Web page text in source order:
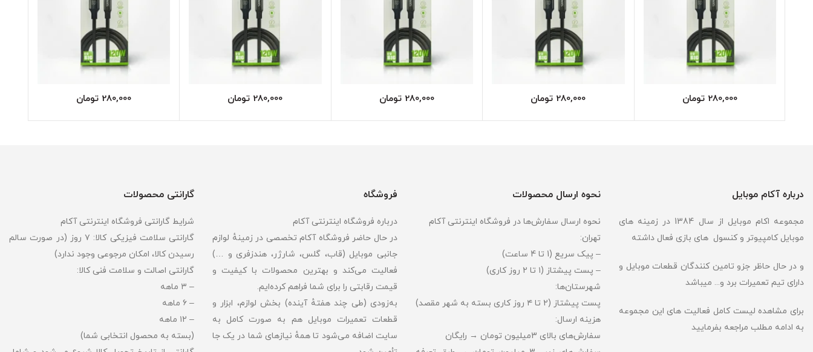
280,000 تومان 280,000 تومان 280,000 تومان 280,000 تومان 280,000 تومان
درباره آکام موبایل
مجموعه اکام موبایل از سال 1384 در زمینه های
موبایل کامپیوتر و کنسول های بازی فعال داشته
و در حال حاظر جزو تامین کنندگان قطعات موبایل و
دارای تیم تعمیرات برد و... میباشد
برای مشاهده لیست کامل فعالیت های این مجموعه
به ادامه مطلب مراجعه بفرمایید
نحوه ارسال محصولات
نحوه ارسال سفارش‌ها در فروشگاه اینترنتی آکام
تهران:
– پیک سریع (1 تا 4 ساعت)
– پست پیشتاز (۱ تا ۲ روز کاری)
شهرستان‌ها:
پست پیشتاز (۲ تا ۴ روز کاری بسته به شهر مقصد)
هزینه ارسال:
سفارش‌های بالای 3میلیون تومان → رایگان
فروشگاه
درباره فروشگاه اینترنتی آکام
در حال حاضر فروشگاه آکام تخصصی در زمینهٔ لوازم
جانبی موبایل (قاب، گلس، شارژر، هندزفری و …)
فعالیت می‌کند و بهترین محصولات با کیفیت و
قیمت رقابتی را برای شما فراهم کرده‌ایم.
به‌زودی (طی چند هفتهٔ آینده) بخش لوازم، ابزار و
قطعات تعمیرات موبایل هم به صورت کامل به
سایت اضافه می‌شود تا همهٔ نیازهای شما در یک جا
گارانتی محصولات
شرایط گارانتی فروشگاه اینترنتی آکام
گارانتی سلامت فیزیکی کالا: ۷ روز (در صورت سالم
رسیدن کالا، امکان مرجوعی وجود ندارد)
گارانتی اصالت و سلامت فنی کالا:
– ۳ ماهه
– ۶ ماهه
– ۱۲ ماهه
(بسته به محصول انتخابی شما)